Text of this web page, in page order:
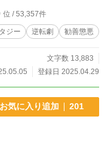
したい方にオススメです！
位 / 53,357件
ジー 逆転劇 勧善懲悪
文字数 13,883
登録日 2025.04.29
お気に入り追加 201